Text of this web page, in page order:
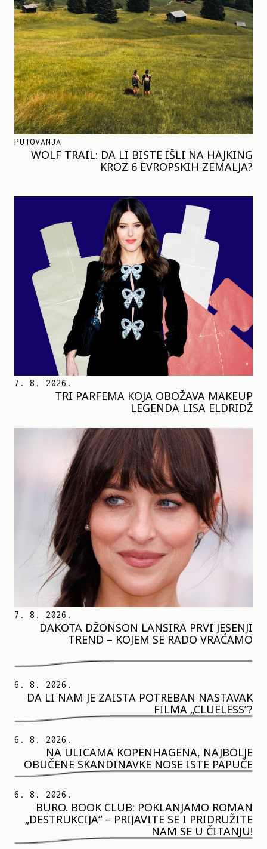
PUTOVANJA
WOLF TRAIL: DA LI BISTE IŠLI NA HAJKING
KROZ 6 EVROPSKIH ZEMALJA?
7. 8. 2026.
TRI PARFEMA KOJA OBOŽAVA MAKEUP
LEGENDA LISA ELDRIDŽ
7. 8. 2026.
DAKOTA DŽONSON LANSIRA PRVI JESENJI
TREND – KOJEM SE RADO VRAĆAMO
6. 8. 2026.
DA LI NAM JE ZAISTA POTREBAN NASTAVAK
FILMA „CLUELESS”?
6. 8. 2026.
NA ULICAMA KOPENHAGENA, NAJBOLJE
OBUČENE SKANDINAVKE NOSE ISTE PAPUČE
6. 8. 2026.
BURO. BOOK CLUB: POKLANJAMO ROMAN
„DESTRUKCIJA“ – PRIJAVITE SE I PRIDRUŽITE
NAM SE U ČITANJU!